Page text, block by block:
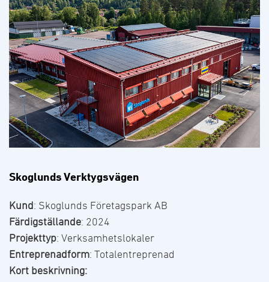
Skoglunds Verktygsvägen
Kund: Skoglunds Företagspark AB
Färdigställande: 2024
Projekttyp: Verksamhetslokaler
Entreprenadform: Totalentreprenad
Kort beskrivning: